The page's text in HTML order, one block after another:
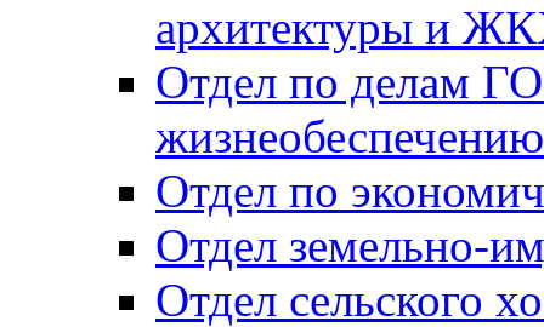
архитектуры и
Отдел по делам
Отдел по
Отдел земельно-
Отдел сельского